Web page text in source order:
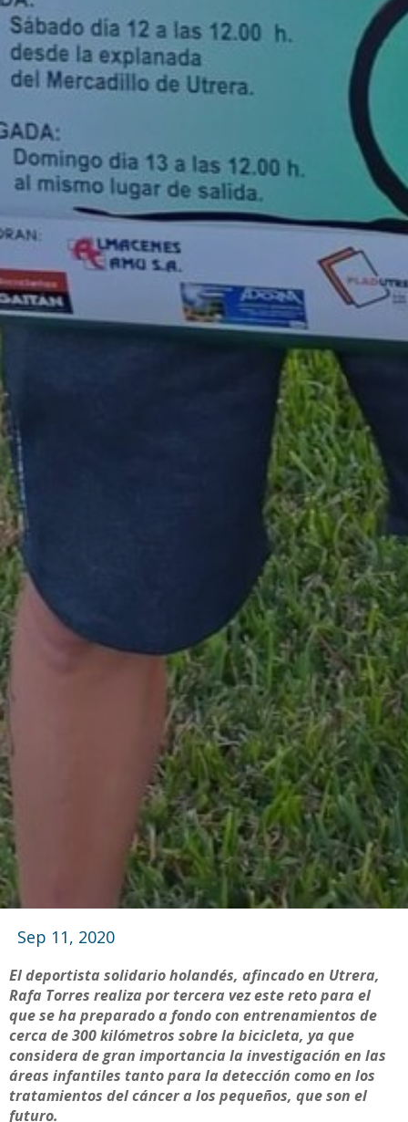
Sep 11, 2020
El deportista solidario holandés, afincado en Utrera,
Rafa Torres realiza por tercera vez este reto para el
que se ha preparado a fondo con entrenamientos de
cerca de 300 kilómetros sobre la bicicleta, ya que
considera de gran importancia la investigación en las
áreas infantiles tanto para la detección como en los
tratamientos del cáncer a los pequeños, que son el
futuro.